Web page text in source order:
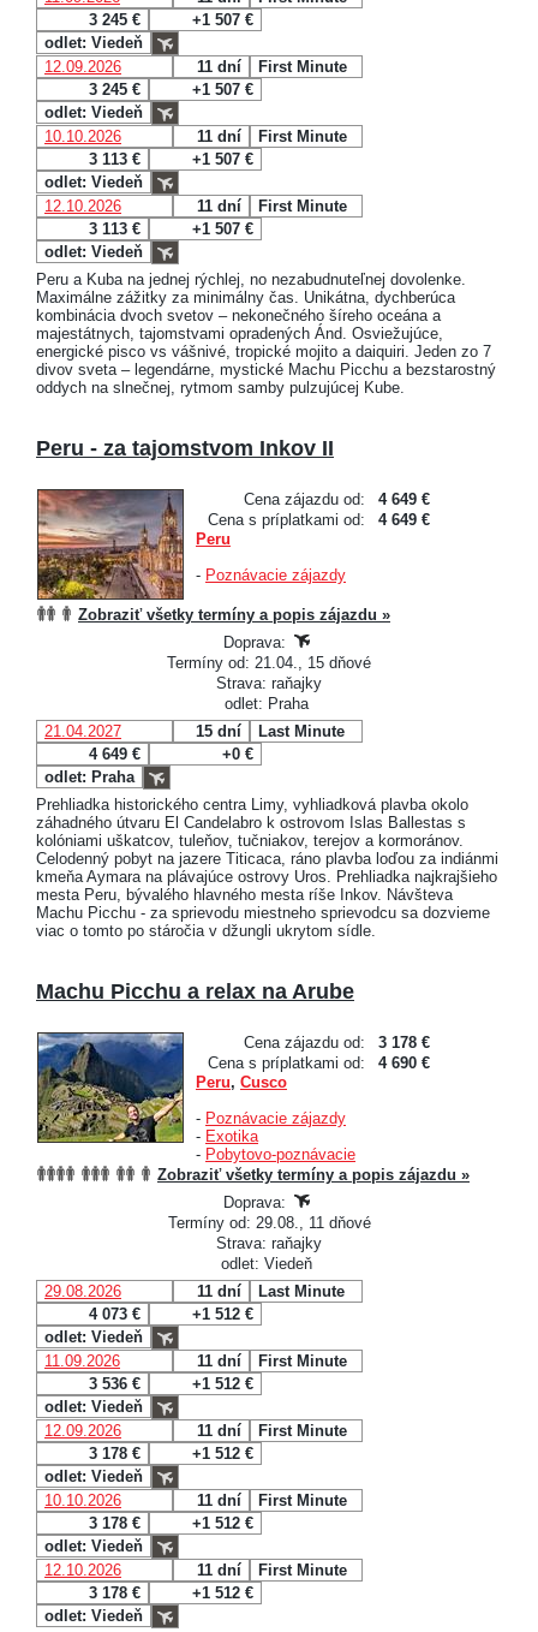
3 245 €
+1 507 €
odlet: Viedeň
12.09.2026
11 dní
First Minute
3 245 €
+1 507 €
odlet: Viedeň
10.10.2026
11 dní
First Minute
3 113 €
+1 507 €
odlet: Viedeň
12.10.2026
11 dní
First Minute
3 113 €
+1 507 €
odlet: Viedeň
Peru a Kuba na jednej rýchlej, no nezabudnuteľnej dovolenke.
Maximálne zážitky za minimálny čas. Unikátna, dychberúca
kombinácia dvoch svetov – nekonečného šíreho oceána a
majestátnych, tajomstvami opradených Ánd. Osviežujúce,
energické pisco vs vášnivé, tropické mojito a daiquiri. Jeden zo 7
divov sveta – legendárne, mystické Machu Picchu a bezstarostný
oddych na slnečnej, rytmom samby pulzujúcej Kube.
Peru - za tajomstvom Inkov II
Cena zájazdu od:
4 649 €
Cena s príplatkami od:
4 649 €
Peru
- Poznávacie zájazdy
Zobraziť všetky termíny a popis zájazdu »
Doprava:
Termíny od: 21.04., 15 dňové
Strava: raňajky
odlet: Praha
21.04.2027
15 dní
Last Minute
4 649 €
+0 €
odlet: Praha
Prehliadka historického centra Limy, vyhliadková plavba okolo
záhadného útvaru El Candelabro k ostrovom Islas Ballestas s
kolóniami uškatcov, tuleňov, tučniakov, terejov a kormoránov.
Celodenný pobyt na jazere Titicaca, ráno plavba loďou za indiánmi
kmeňa Aymara na plávajúce ostrovy Uros. Prehliadka najkrajšieho
mesta Peru, bývalého hlavného mesta ríše Inkov. Návšteva
Machu Picchu - za sprievodu miestneho sprievodcu sa dozvieme
viac o tomto po stáročia v džungli ukrytom sídle.
Machu Picchu a relax na Arube
Cena zájazdu od:
3 178 €
Cena s príplatkami od:
4 690 €
Peru, Cusco
- Poznávacie zájazdy
- Exotika
- Pobytovo-poznávacie
Zobraziť všetky termíny a popis zájazdu »
Doprava:
Termíny od: 29.08., 11 dňové
Strava: raňajky
odlet: Viedeň
29.08.2026
11 dní
Last Minute
4 073 €
+1 512 €
odlet: Viedeň
11.09.2026
11 dní
First Minute
3 536 €
+1 512 €
odlet: Viedeň
12.09.2026
11 dní
First Minute
3 178 €
+1 512 €
odlet: Viedeň
10.10.2026
11 dní
First Minute
3 178 €
+1 512 €
odlet: Viedeň
12.10.2026
11 dní
First Minute
3 178 €
+1 512 €
odlet: Viedeň